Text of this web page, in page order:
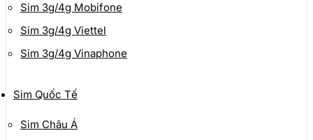
Sim 3g/4g Mobifone
Sim 3g/4g Viettel
Sim 3g/4g Vinaphone
Sim Quốc Tế
Sim Châu Á